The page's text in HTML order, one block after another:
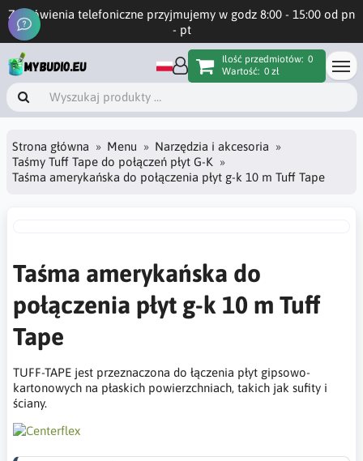
Zamówienia telefoniczne przyjmujemy w godz 8:00 - 15:00 od pn
- pt
Ilość przedmiotów: 0
Wartość: 0 zł
Strona główna Menu
Narzędzia i akcesoria
Taśmy Tuff Tape do połączeń płyt G-K
Taśma amerykańska do połączenia płyt g-k 10 m Tuff Tape
Taśma amerykańska do
połączenia płyt g-k 10 m Tuff
Tape
TUFF-TAPE jest przeznaczona do łączenia płyt gipsowo-
kartonowych na płaskich powierzchniach, takich jak sufity i
ściany.